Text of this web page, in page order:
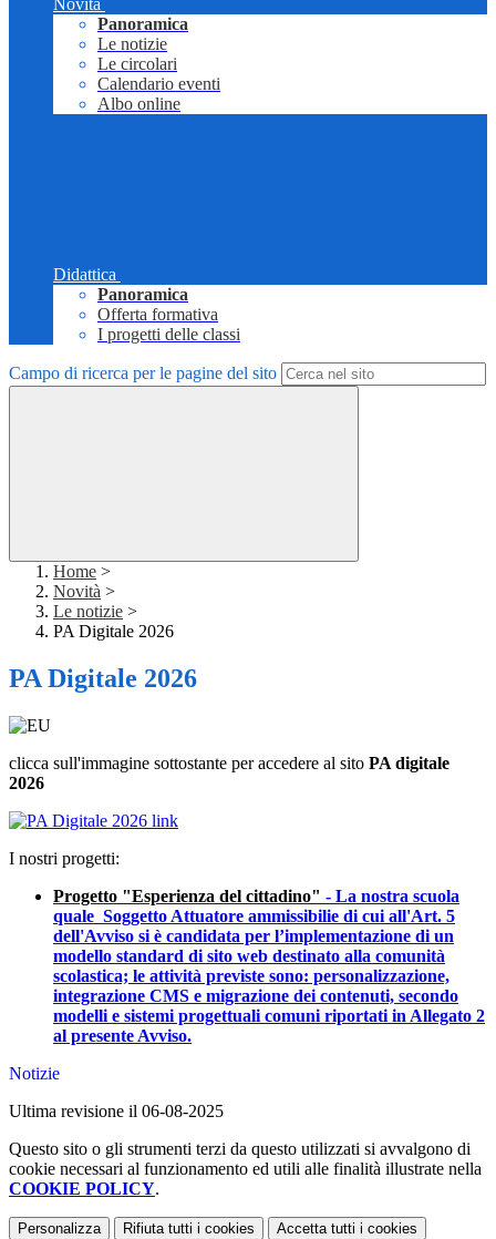
Novità
Panoramica
Le notizie
Le circolari
Calendario eventi
Albo online
Didattica
Panoramica
Offerta formativa
I progetti delle classi
Campo di ricerca per le pagine del sito
Home >
Novità >
Le notizie >
PA Digitale 2026
PA Digitale 2026
clicca sull'immagine sottostante per accedere al sito PA digitale
2026
I nostri progetti:
Progetto "Esperienza del cittadino" - La nostra scuola
quale Soggetto Attuatore ammissibilie di cui all'Art. 5
dell'Avviso si è candidata per l’implementazione di un
modello standard di sito web destinato alla comunità
scolastica; le attività previste sono: personalizzazione,
integrazione CMS e migrazione dei contenuti, secondo
modelli e sistemi progettuali comuni riportati in Allegato 2
al presente Avviso.
Notizie
Ultima revisione il 06-08-2025
Questo sito o gli strumenti terzi da questo utilizzati si avvalgono di
cookie necessari al funzionamento ed utili alle finalità illustrate nella
COOKIE POLICY.
Personalizza Rifiuta tutti i cookies Accetta tutti i cookies